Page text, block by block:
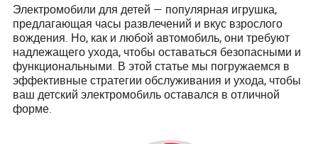
Электромобили для детей — популярная игрушка,
предлагающая часы развлечений и вкус взрослого
вождения. Но, как и любой автомобиль, они требуют
надлежащего ухода, чтобы оставаться безопасными и
функциональными. В этой статье мы погружаемся в
эффективные стратегии обслуживания и ухода, чтобы
ваш детский электромобиль оставался в отличной
форме.